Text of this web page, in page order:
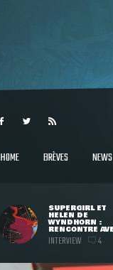
HOME BRÈVES NEWS
SUPERGIRL ET
HELEN DE
WYNDHORN :
RENCONTRE
INTERVIEW 4